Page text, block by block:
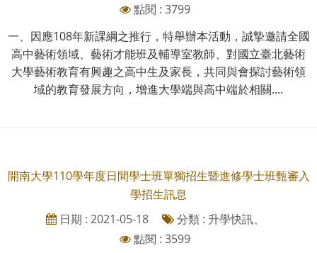
點閱 : 3799
一、因應108年新課綱之推行，特舉辦本活動，誠摯邀請全國
高中藝術領域、藝術才能班及輔導室教師、對國立臺北藝術
大學藝術教育有興趣之高中生及家長，共同與會探討藝術領
域的教育發展方向，增進大學端與高中端於相關....
開南大學110學年度日間學士班單獨招生暨進修學士班甄審入
學招生訊息
日期 : 2021-05-18
分類 : 升學快訊、
點閱 : 3599